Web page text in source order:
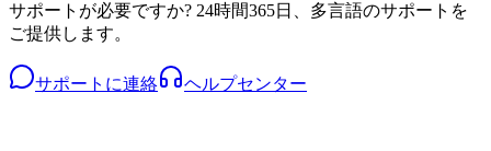
サポートが必要ですか? 24時間365日、多言語のサポートを
ご提供します。
サポートに連絡 ヘルプセンター